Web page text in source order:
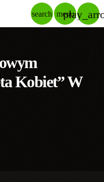
search menu
Kobiet” W